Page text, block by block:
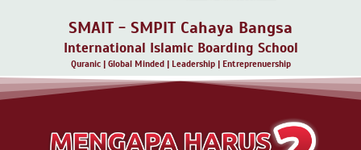
SMAIT - SMPIT Cahaya Bangsa
International Islamic Boarding School
Quranic | Global Minded | Leadership | Entreprenuership